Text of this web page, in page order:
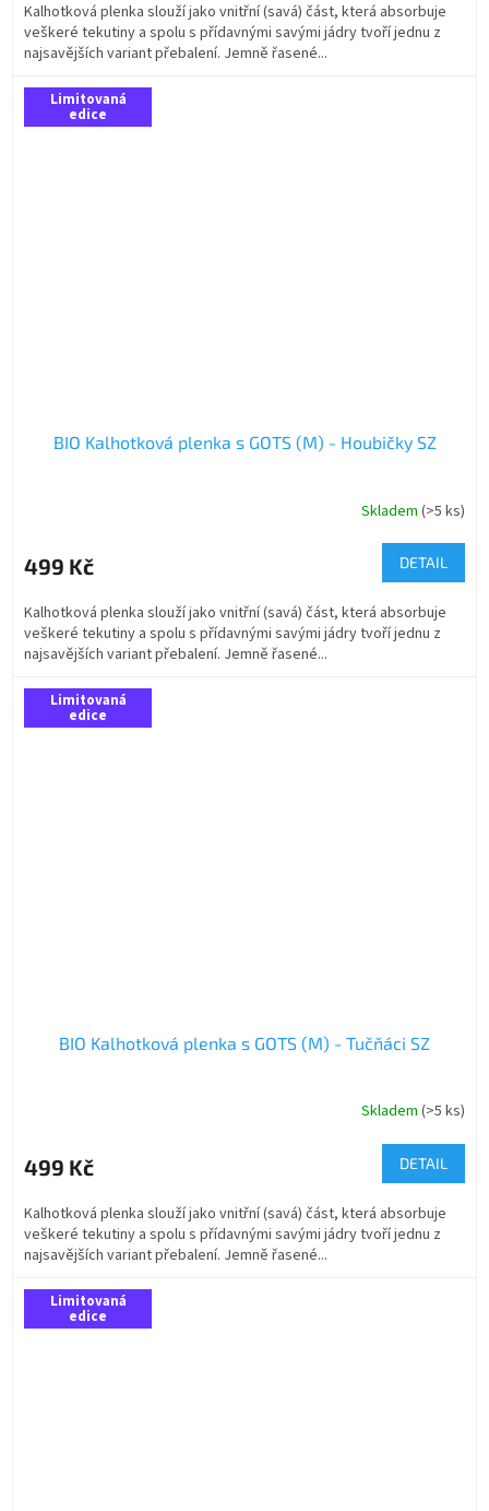
Kalhotková plenka slouží jako vnitřní (savá) část, která absorbuje
veškeré tekutiny a spolu s přídavnými savými jádry tvoří jednu z
najsavějších variant přebalení. Jemně řasené...
Limitovaná
edice
BIO Kalhotková plenka s GOTS (M) - Houbičky SZ
Skladem (>5 ks)
499 Kč DETAIL
Kalhotková plenka slouží jako vnitřní (savá) část, která absorbuje
veškeré tekutiny a spolu s přídavnými savými jádry tvoří jednu z
najsavějších variant přebalení. Jemně řasené...
Limitovaná
edice
BIO Kalhotková plenka s GOTS (M) - Tučňáci SZ
Skladem (>5 ks)
499 Kč DETAIL
Kalhotková plenka slouží jako vnitřní (savá) část, která absorbuje
veškeré tekutiny a spolu s přídavnými savými jádry tvoří jednu z
najsavějších variant přebalení. Jemně řasené...
Limitovaná
edice